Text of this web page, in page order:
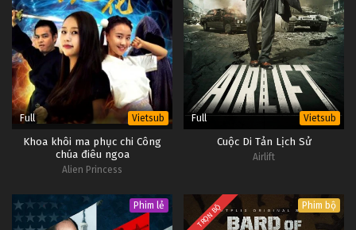
Full Vietsub
Khoa khôi ma phục chi Công
chúa điêu ngoa
Alien Princess
Full Vietsub
Cuộc Di Tản Lịch Sử
Airlift
Phim lẻ TRỌN BỘ Phim bộ